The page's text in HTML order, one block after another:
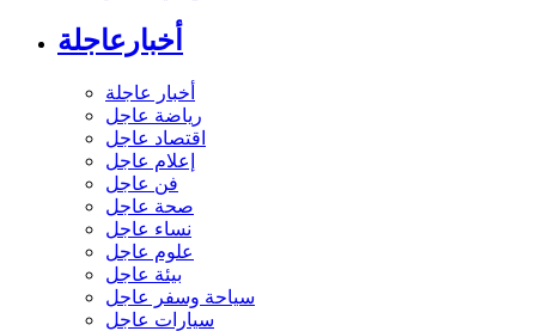
أخبارعاجلة
أخبار عاجلة
رياضة عاجل
اقتصاد عاجل
إعلام عاجل
فن عاجل
صحة عاجل
نساء عاجل
علوم عاجل
بيئة عاجل
سياحة وسفر عاجل
سيارات عاجل